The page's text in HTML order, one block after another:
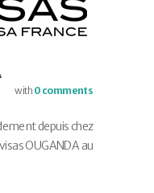
with 0 comments
depuis chez
OUGANDA au